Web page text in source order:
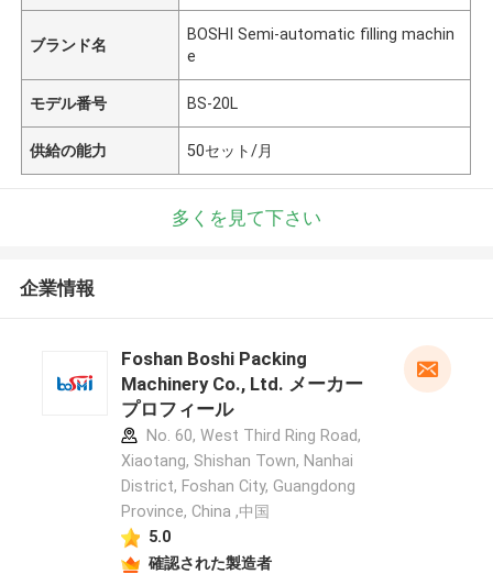
ブランド名
BOSHI Semi-automatic filling machin
e
モデル番号 BS-20L
供給の能力 50セット/月
多くを見て下さい
企業情報
Foshan Boshi Packing
Machinery Co., Ltd. メーカー
プロフィール
No. 60, West Third Ring Road,
Xiaotang, Shishan Town, Nanhai
District, Foshan City, Guangdong
Province, China ,中国
5.0
確認された製造者